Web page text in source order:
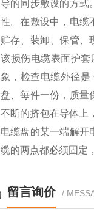
导的同步敷设的方式
性。在敷设中，电缆
贮存、装卸、保管、
该损伤电缆表面护
象，检查电缆外径
盘、每件一份，质量
不断的挤包在导体上
电缆盘的某一端解开
缆的两点都必须固定
留言询价 /